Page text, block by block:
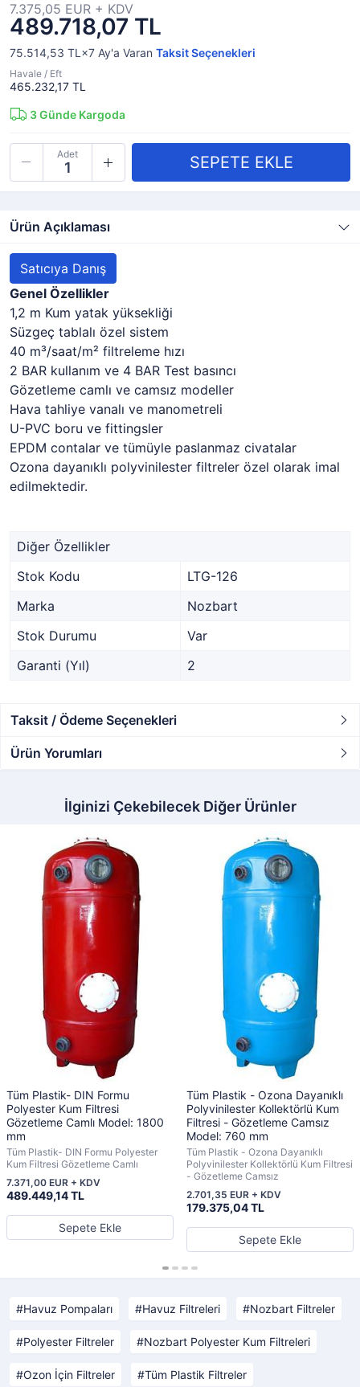
489.718,07 TL
7.375,05 EUR + KDV
75.514,53 TL×7 Ay'a Varan Taksit Seçenekleri
Havale / Eft
465.232,17 TL
3Günde Kargoda
Adet
Ürün Açıklaması
Satıcıya Danış
Genel Özellikler
1,2 m Kum yatak yüksekliği
Süzgeç tablalı özel sistem
40 m³/saat/m² filtreleme hızı
2 BAR kullanım ve 4 BAR Test basıncı
Gözetleme camlı ve camsız modeller
Hava tahliye vanalı ve manometreli
U-PVC boru ve fittingsler
EPDM contalar ve tümüyle paslanmaz civatalar
Ozona dayanıklı polyvinilester filtreler özel olarak imal
edilmektedir.
Diğer Özellikler
Stok Kodu
LTG-126
Marka
Nozbart
Stok Durumu
Var
Garanti (Yıl)
2
Taksit / Ödeme Seçenekleri
Ürün Yorumları
İlginizi Çekebilecek Diğer Ürünler
Tüm Plastik- DIN Formu
Polyester Kum Filtresi
Gözetleme Camlı Model: 1800
mm
Tüm Plastik- DIN Formu Polyester
Kum Filtresi Gözetleme Camlı
489.449,14 TL
7.371,00 EUR + KDV
Sepete Ekle
Tüm Plastik - Ozona Dayanıklı
Polyvinilester Kollektörlü Kum
Filtresi - Gözetleme Camsız
Model: 760 mm
Tüm Plastik - Ozona Dayanıklı
Polyvinilester Kollektörlü Kum Filtresi
- Gözetleme Camsız
179.375,04 TL
2.701,35 EUR + KDV
Sepete Ekle
Havuz Pompaları Havuz Filtreleri Nozbart Filtreler
Polyester Filtreler Nozbart Polyester Kum Filtreleri
Ozon İçin Filtreler Tüm Plastik Filtreler